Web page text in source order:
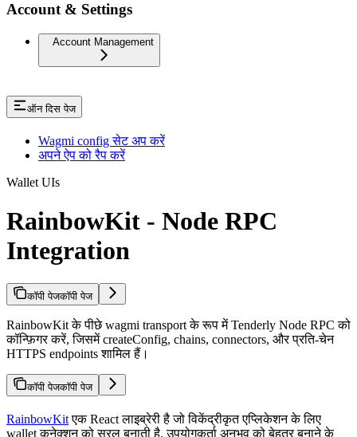
Account & Settings
Account Management
ऑन दिस पेज
Wagmi config सेट अप करें
अपने ऐप को रैप करें
Wallet UIs
RainbowKit - Node RPC
Integration
कॉपी पेजकॉपी पेज
RainbowKit के पीछे wagmi transport के रूप में Tenderly Node RPC को
कॉन्फ़िगर करें, जिसमें createConfig, chains, connectors, और प्रति-चेन
HTTPS endpoints शामिल हैं।
कॉपी पेजकॉपी पेज
RainbowKitएक React लाइब्रेरी है जो विकेंद्रीकृत एप्लिकेशन के लिए
wallet कनेक्शन को सरल बनाती है, उपयोगकर्ता अनुभव को बेहतर बनाने के